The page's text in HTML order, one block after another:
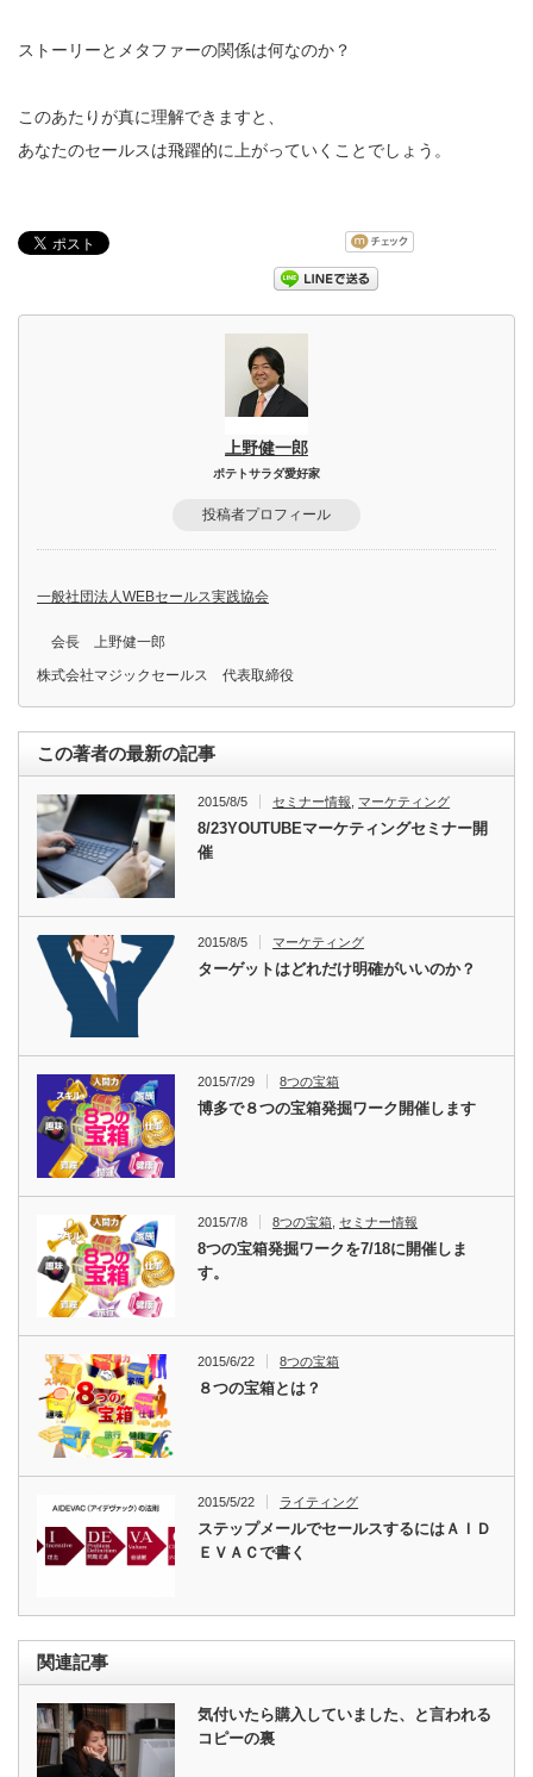
ストーリーとメタファーの関係は何なのか？
このあたりが真に理解できますと、
あなたのセールスは飛躍的に上がっていくことでしょう。
上野健一郎
ポテトサラダ愛好家
投稿者プロフィール
一般社団法人WEBセールス実践協会
会長 上野健一郎
株式会社マジックセールス 代表取締役
この著者の最新の記事
2015/8/5 セミナー情報 マーケティング
8/23YOUTUBEマーケティングセミナー開
催
2015/8/5 マーケティング
ターゲットはどれだけ明確がいいのか？
2015/7/29 8つの宝箱
博多で８つの宝箱発掘ワーク開催します
2015/7/8 8つの宝箱 ,セミナー情報
8つの宝箱発掘ワークを7/18に開催しま
す。
2015/6/22 8つの宝箱
８つの宝箱とは？
2015/5/22 ライティング
ステップメールでセールスするにはＡＩＤ
ＥＶＡＣで書く
関連記事
気付いたら購入していました、と言われる
コピーの裏